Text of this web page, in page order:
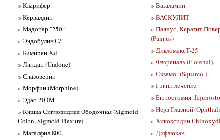
» Кларифер
» Корвалдин
» Мадопар "250"
» Эндобулин С/
» Камирен ХЛ
» Линдан (Undone)
» Спазоверин
» Морфин (Morphine).
» Эдас-203М.
» Кишка Сигмовидная Ободочная (Sigmoid
Colon, Sigmoid Flexure)
» Магалфил 800.
» Вазаламин.
» ВАСКУЛИТ
» Паннус, Кератит
(Pannus)
» ДикломаксТ-25
» Флореналь (Florenal).
» Сквамо- (Squamo-)
» Грипп лечение
» Еюностомия
» Нерв Глазной
» Хиноксидин
» Дифлюкан.